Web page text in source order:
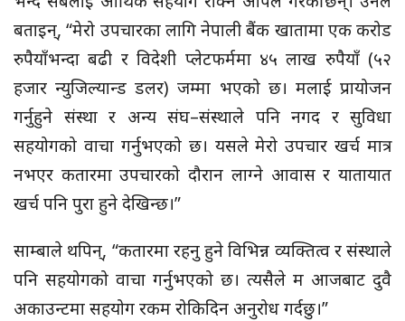
बताइन्, “मेरो उपचारका लागि नेपाली बैंक खातामा एक करोड
रुपैयाँभन्दा बढी र विदेशी प्लेटफर्ममा ४५ लाख रुपैयाँ (५२
हजार न्युजिल्यान्ड डलर) जम्मा भएको छ। मलाई प्रायोजन
गर्नुहुने संस्था र अन्य संघ–संस्थाले पनि नगद र सुविधा
सहयोगको वाचा गर्नुभएको छ। यसले मेरो उपचार खर्च मात्र
नभएर कतारमा उपचारको दौरान लाग्ने आवास र यातायात
खर्च पनि पुरा हुने देखिन्छ।”
साम्बाले थपिन्, “कतारमा रहनु हुने विभिन्न व्यक्तित्व र संस्थाले
पनि सहयोगको वाचा गर्नुभएको छ। त्यसैले म आजबाट दुवै
अकाउन्टमा सहयोग रकम रोकिदिन अनुरोध गर्दछु।”